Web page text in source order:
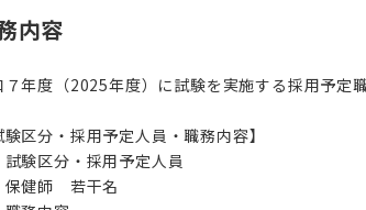
内容
７年度（2025年度）に試験を実施する採用予定
験区分・採用予定人員・職務内容】
験区分・採用予定人員
健師 若干名